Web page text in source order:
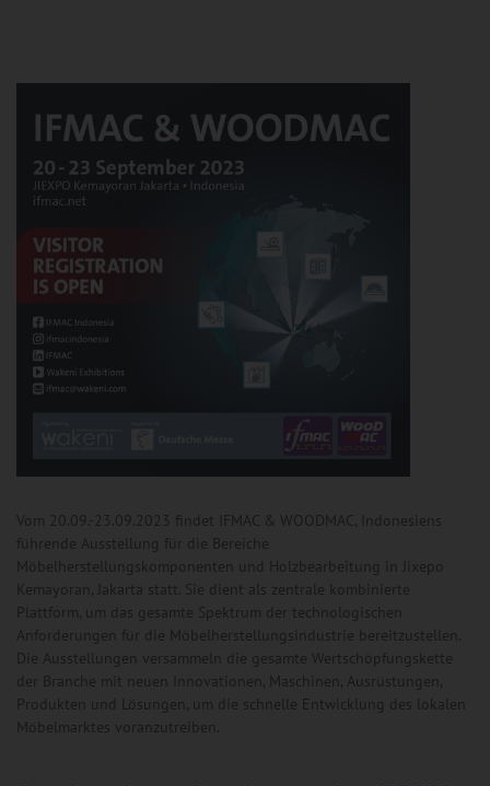
Vom 20.09.-23.09.2023 findet IFMAC & WOODMAC, Indonesiens
führende Ausstellung für die Bereiche
Möbelherstellungskomponenten und Holzbearbeitung in Jixepo
Kemayoran, Jakarta statt. Sie dient als zentrale kombinierte
Plattform, um das gesamte Spektrum der technologischen
Anforderungen für die Möbelherstellungsindustrie bereitzustellen.
Die Ausstellungen versammeln die gesamte Wertschöpfungskette
der Branche mit neuen Innovationen, Maschinen, Ausrüstungen,
Produkten und Lösungen, um die schnelle Entwicklung des lokalen
Möbelmarktes voranzutreiben.